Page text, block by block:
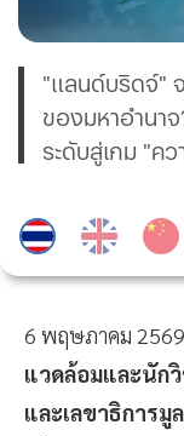
"แลนด์บริดจ์"
ของมหาอำนา
ระดับสู่เกม "ค
6 พฤษภาคม 2569
แวดล้อมและนัก
และเลขาธิการมู